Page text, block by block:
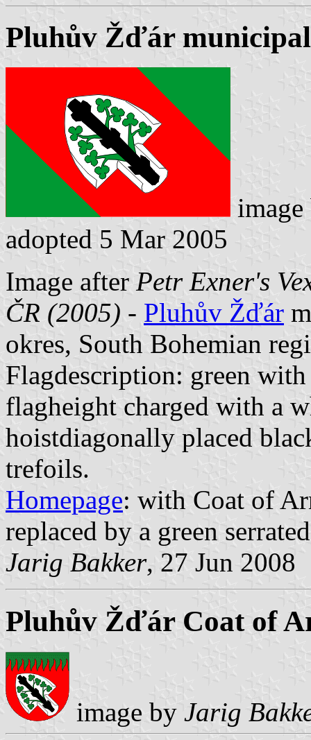
Pluhův Žďár
adopted 5 Mar 2005
Image after Petr Exner's
ČR (2005) - Pluhův Žďár
okres, South Bohemian
Flagdescription: green
flagheight charged with a
hoistdiagonally placed
trefoils.
Homepage: with Coat of
replaced by a green
Jarig Bakker, 27 Jun 2008
Pluhův Žďár Coat of
image by Jarig